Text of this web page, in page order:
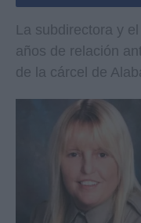
La subdirectora y
años de relación
de la cárcel de